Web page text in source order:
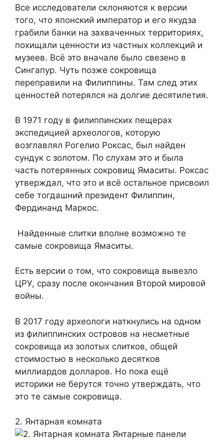
Все исследователи склоняются к версии
того, что японский император и его якудза
грабили банки на захваченных территориях,
похищали ценности из частных коллекций и
музеев. Всё это вначале было свезено в
Сингапур. Чуть позже сокровища
переправили на Филиппины. Там след этих
ценностей потерялся на долгие десятилетия.
В 1971 году в филиппинских пещерах
экспедицией археологов, которую
возглавлял Рогелио Роксас, был найден
сундук с золотом. По слухам это и была
часть потерянных сокровищ Ямаситы. Роксас
утверждал, что это и всё остальное присвоил
себе тогдашний президент Филиппин,
Фердинанд Маркос.
Найденные слитки вполне возможно те
самые сокровища Ямаситы.
Есть версии о том, что сокровища вывезло
ЦРУ, сразу после окончания Второй мировой
войны.
В 2017 году археологи наткнулись на одном
из филиппинских островов на несметные
сокровища из золотых слитков, общей
стоимостью в несколько десятков
миллиардов долларов. Но пока ещё
историки не берутся точно утверждать, что
это те самые сокровища.
2. Янтарная комната
Янтарные панели